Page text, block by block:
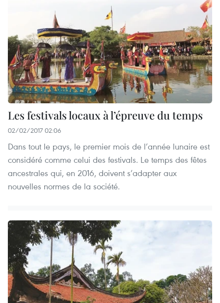
Les festivals locaux à l’épreuve du temps
02/02/2017 02:06
Dans tout le pays, le premier mois de l’année lunaire est
considéré comme celui des festivals. Le temps des fêtes
ancestrales qui, en 2016, doivent s’adapter aux
nouvelles normes de la société.